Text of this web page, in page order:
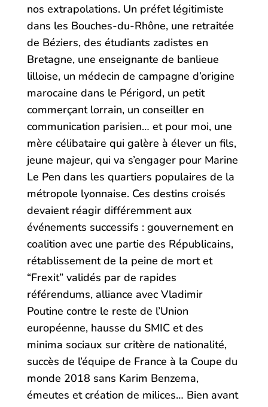
nos extrapolations. Un préfet légitimiste
dans les Bouches-du-Rhône, une retraitée
de Béziers, des étudiants zadistes en
Bretagne, une enseignante de banlieue
lilloise, un médecin de campagne d’origine
marocaine dans le Périgord, un petit
commerçant lorrain, un conseiller en
communication parisien… et pour moi, une
mère célibataire qui galère à élever un fils,
jeune majeur, qui va s’engager pour Marine
Le Pen dans les quartiers populaires de la
métropole lyonnaise. Ces destins croisés
devaient réagir différemment aux
événements successifs : gouvernement en
coalition avec une partie des Républicains,
rétablissement de la peine de mort et
“Frexit” validés par de rapides
référendums, alliance avec Vladimir
Poutine contre le reste de l’Union
européenne, hausse du SMIC et des
minima sociaux sur critère de nationalité,
succès de l’équipe de France à la Coupe du
monde 2018 sans Karim Benzema,
émeutes et création de milices… Bien avant